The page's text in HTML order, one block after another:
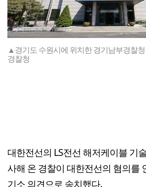
▲경기도 수원시에 위치한 경기남부경찰
경찰청
대한전선의 LS전선 해저케이블 기
사해 온 경찰이 대한전선의 혐의를
기소 의견으로 송치했다.